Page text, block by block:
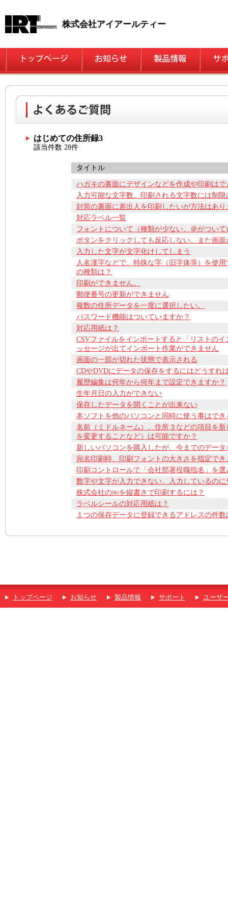
株式会社アイアールティー
はじめての住所録3
該当件数 28件
タイトル
ハガキの裏面にデザインなどを作成や印刷は
入力可能な文字数、印刷される文字数には制
封筒の裏面に差出人を印刷したいが方法はあり
対応ラベル一覧
フォントについて（種類が少ない、＠がつい
ボタンをクリックしても反応しない、また画
入力した文字が文字化けしてしまう
人名漢字などで、特殊な字（旧字体等）を使
の種類は？
印刷ができません。
郵便番号の更新ができません
複数の住所データを一度に選択したい。
パスワード機能はついていますか？
対応用紙は？
CSVファイルをインポートすると「リストの
ッセージが出てインポート作業ができません
画面の一部が切れた状態で表示される
CDやDVDにデータの保存をするにはどうすれ
履歴編集は何年から何年まで設定できますか？
生年月日の入力ができない
保存したデータを開くことが出来ない
本ソフトを他のパソコンと同時に使う事はでき
名前（ミドルネーム）、住所３などの項目を
を変更することなど）は可能ですか？
新しいパソコンを購入したが、今までのデー
宛名印刷時、印刷フォントの大きさを指定でき
印刷コントロールで「会社部署役職指名」を
数字や文字が入力できない、入力しているの
株式会社の㈱を縦書きで印刷するには？
ラベルシールの対応用紙は？
１つの保存データに登録できるアドレスの件
トップページ お知らせ 製品情報 サポート ユーザ